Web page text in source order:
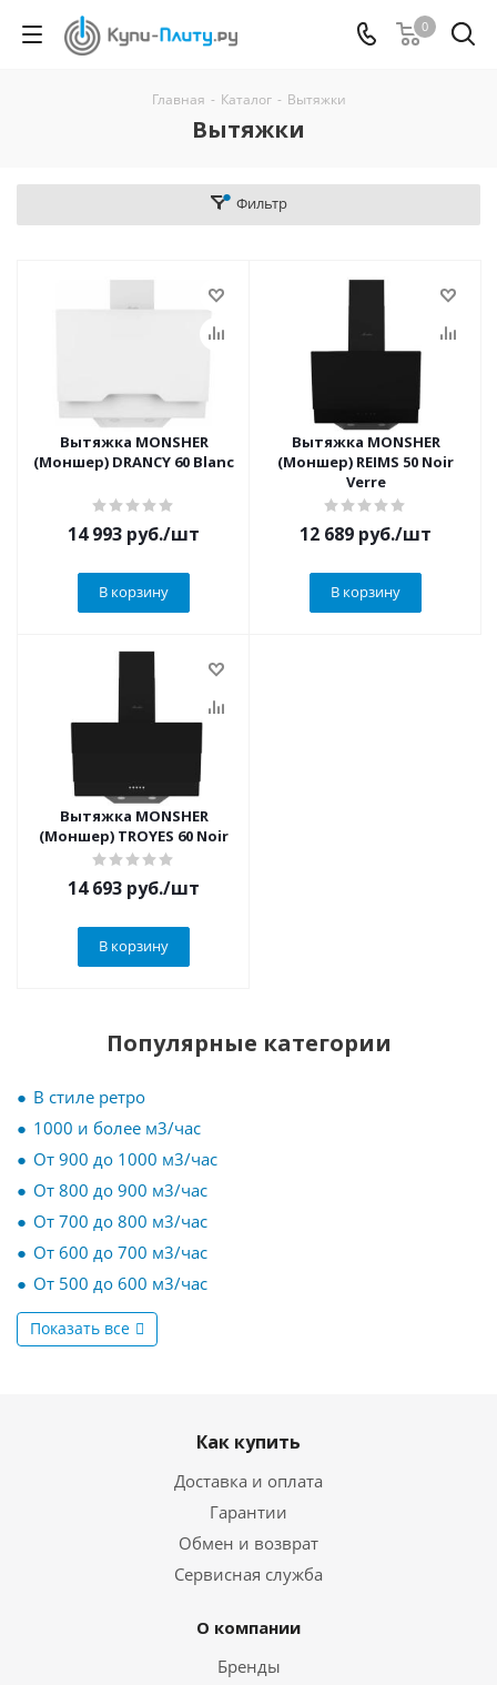
0
Главная - Каталог - Вытяжки
Вытяжки
Фильтр
Вытяжка MONSHER
(Моншер) DRANCY 60 Blanc
14 993 руб./шт
В корзину
Вытяжка MONSHER
(Моншер) REIMS 50 Noir
Verre
12 689 руб./шт
В корзину
Вытяжка MONSHER
(Моншер) TROYES 60 Noir
14 693 руб./шт
В корзину
Популярные категории
В стиле ретро
1000 и более м3/час
От 900 до 1000 м3/час
От 800 до 900 м3/час
От 700 до 800 м3/час
От 600 до 700 м3/час
От 500 до 600 м3/час
Показать все
Как купить
Доставка и оплата
Гарантии
Обмен и возврат
Сервисная служба
О компании
Бренды